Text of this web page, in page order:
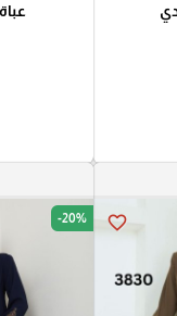
عباة 3832
favorite_border
-20%